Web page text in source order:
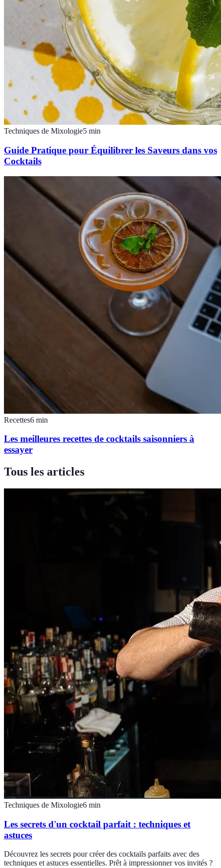
Techniques de Mixologie5 min
Guide Pratique pour Équilibrer les Saveurs dans vos
Cocktails
Recettes6 min
Les meilleures recettes de cocktails saisonniers à
essayer
Tous les articles
Techniques de Mixologie6 min
Les secrets d'un cocktail parfait : techniques et
astuces
Découvrez les secrets pour créer des cocktails parfaits avec des
techniques et astuces essentielles. Prêt à impressionner vos invités ?